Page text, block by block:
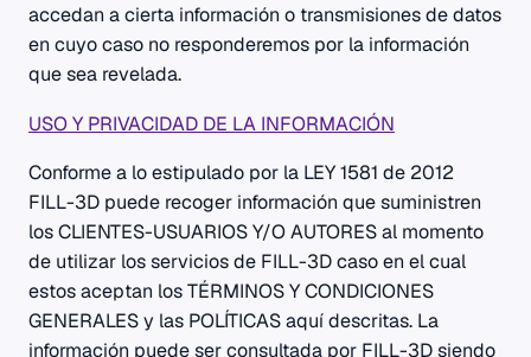
accedan a cierta información o transmisiones de datos
en cuyo caso no responderemos por la información
que sea revelada.
USO Y PRIVACIDAD DE LA INFORMACIÓN
Conforme a lo estipulado por la LEY 1581 de 2012
FILL-3D puede recoger información que suministren
los CLIENTES-USUARIOS Y/O AUTORES al momento
de utilizar los servicios de FILL-3D caso en el cual
estos aceptan los TÉRMINOS Y CONDICIONES
GENERALES y las POLÍTICAS aquí descritas. La
información puede ser consultada por FILL-3D siendo